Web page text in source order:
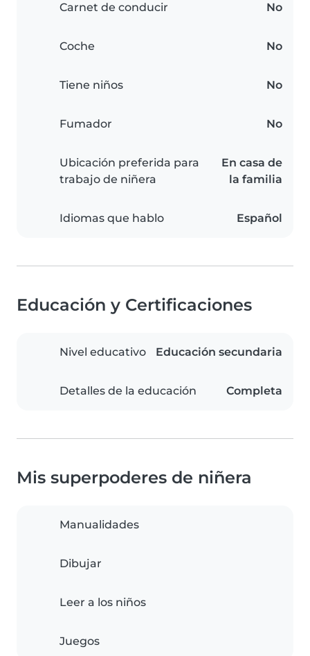
Carnet de conducir No
Coche No
Tiene niños No
Fumador No
Ubicación preferida para
trabajo de niñera
En casa de
la familia
Idiomas que hablo Español
Educación y Certificaciones
Nivel educativo Educación secundaria
Detalles de la educación Completa
Mis superpoderes de niñera
Manualidades
Dibujar
Leer a los niños
Juegos